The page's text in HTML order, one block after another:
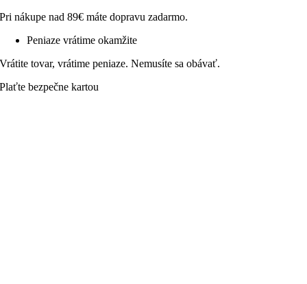
Pri nákupe nad 89€ máte dopravu zadarmo.
Peniaze vrátime okamžite
Vrátite tovar, vrátime peniaze. Nemusíte sa obávať.
Plaťte bezpečne kartou